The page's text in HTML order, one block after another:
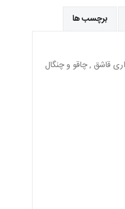
برچسب ها
قاشق , چاقو و چنگال